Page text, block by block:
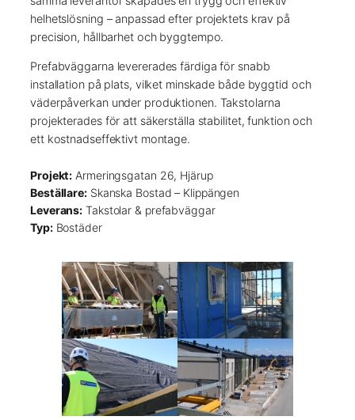
helhetslösning – anpassad efter projektets krav på
precision, hållbarhet och byggtempo.
Prefabväggarna levererades färdiga för snabb
installation på plats, vilket minskade både byggtid och
väderpåverkan under produktionen. Takstolarna
projekterades för att säkerställa stabilitet, funktion och
ett kostnadseffektivt montage.
Projekt: Armeringsgatan 26, Hjärup
Beställare:Skanska Bostad – Klippängen
Leverans: Takstolar & prefabväggar
Typ:Bostäder